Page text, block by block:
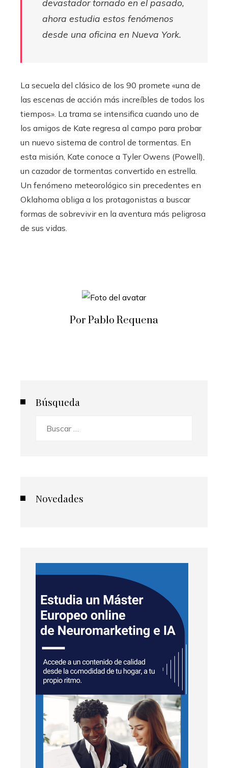
devastador tornado en el pasado,
ahora estudia estos fenómenos
desde una oficina en Nueva York.
La secuela del clásico de los 90 promete «una de
las escenas de acción más increíbles de todos los
tiempos». La trama se intensifica cuando uno de
los amigos de Kate regresa al campo para probar
un nuevo sistema de control de tormentas. En
esta misión, Kate conoce a Tyler Owens (Powell),
un cazador de tormentas convertido en estrella.
Un fenómeno meteorológico sin precedentes en
Oklahoma obliga a los protagonistas a buscar
formas de sobrevivir en la aventura más peligrosa
de sus vidas.
Por Pablo Requena
Búsqueda
Novedades